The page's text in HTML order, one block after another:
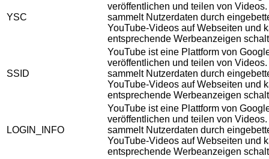
YSC
veröffentlichen und teilen von
sammelt Nutzerdaten durch
YouTube-Videos auf Webseiten und
entsprechende Werbeanzeigen
SSID
YouTube ist eine Plattform von
veröffentlichen und teilen von
sammelt Nutzerdaten durch
YouTube-Videos auf Webseiten und
entsprechende Werbeanzeigen
LOGIN_INFO
YouTube ist eine Plattform von
veröffentlichen und teilen von
sammelt Nutzerdaten durch
YouTube-Videos auf Webseiten und
entsprechende Werbeanzeigen